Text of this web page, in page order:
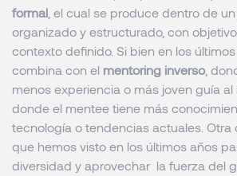
formal , el cual se produce dentro de
organizado y estructurado, con
contexto definido. Si bien en los
combina con el mentoring inverso,
menos experiencia o más joven guía
donde el mentee tiene más
tecnología o tendencias actuales. Otra
que hemos visto en los últimos años
diversidad y aprovechar la fuerza del